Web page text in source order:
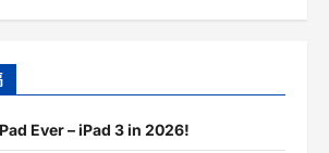
Ever – iPad 3 in 2026!